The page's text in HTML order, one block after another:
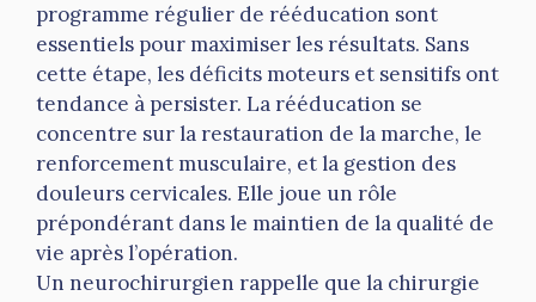
programme régulier de rééducation sont
essentiels pour maximiser les résultats. Sans
cette étape, les déficits moteurs et sensitifs ont
tendance à persister. La rééducation se
concentre sur la restauration de la marche, le
renforcement musculaire, et la gestion des
douleurs cervicales. Elle joue un rôle
prépondérant dans le maintien de la qualité de
vie après l’opération.
Un neurochirurgien rappelle que la chirurgie